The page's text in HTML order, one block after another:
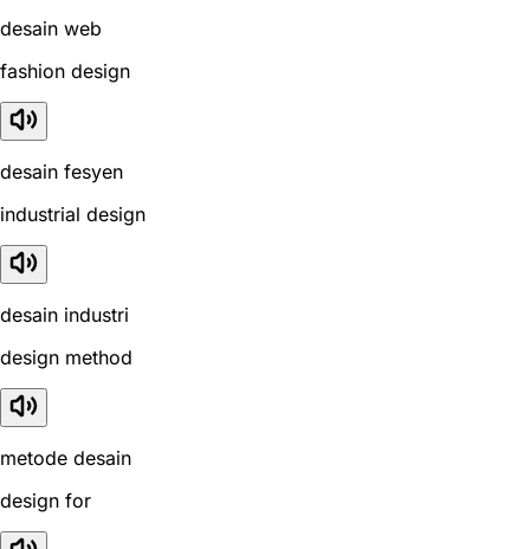
desain web
fashion design
desain fesyen
industrial design
desain industri
design method
metode desain
design for